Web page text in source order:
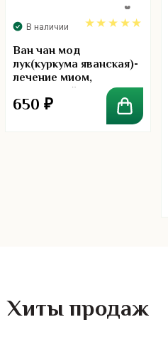
В наличии
Ван чан мод
лук(куркума яванская)-
лечение миом,
воспалений curcuma
comosa kongkaherb
650 ₽
Хиты продаж